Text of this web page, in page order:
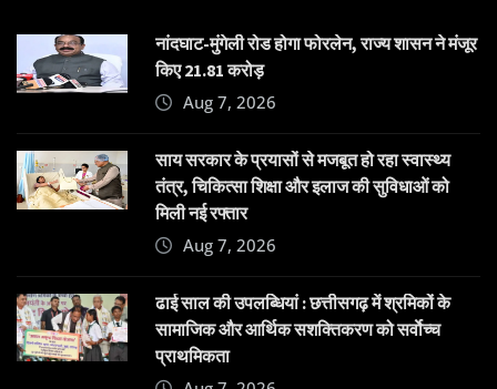
नांदघाट-मुंगेली रोड होगा फोरलेन, राज्य शासन ने मंजूर
किए 21.81 करोड़
Aug 7, 2026
साय सरकार के प्रयासों से मजबूत हो रहा स्वास्थ्य
तंत्र, चिकित्सा शिक्षा और इलाज की सुविधाओं को
मिली नई रफ्तार
Aug 7, 2026
ढाई साल की उपलब्धियां : छत्तीसगढ़ में श्रमिकों के
सामाजिक और आर्थिक सशक्तिकरण को सर्वाेच्च
प्राथमिकता